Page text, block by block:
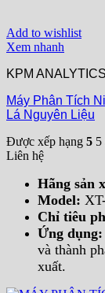
Add to wishlist
Xem nhanh
KPM ANALYTICS
Máy Phân Tích
Lá Nguyên Liệu
Được xếp hạng 5 5
Liên hệ
Hãng sản
Model:
Chỉ tiêu
Ứng dụng:
và thành
xuất.